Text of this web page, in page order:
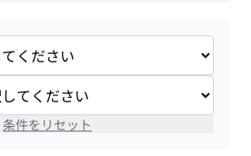
条件をリセット